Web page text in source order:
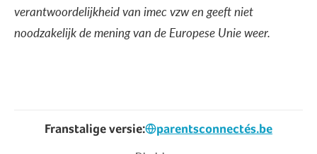
verantwoordelijkheid van imec vzw en geeft niet
noodzakelijk de mening van de Europese Unie weer.
Franstalige versie: parentsconnectés.be